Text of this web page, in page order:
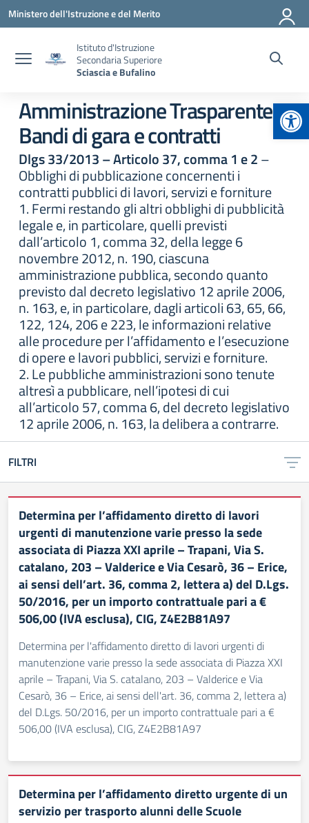
Vai ai contenuti
Vai al menu di navigazione
Vai al footer
Ministero dell'Istruzione e del Merito
Istituto d'Istruzione
Secondaria Superiore
Sciascia e Bufalino
Amministrazione Trasparente:
Bandi di gara e contratti
Dlgs 33/2013 – Articolo 37, comma 1 e 2–
Obblighi di pubblicazione concernenti i
contratti pubblici di lavori, servizi e forniture
1. Fermi restando gli altri obblighi di pubblicità
legale e, in particolare, quelli previsti
dall’articolo 1, comma 32, della legge 6
novembre 2012, n. 190, ciascuna
amministrazione pubblica, secondo quanto
previsto dal decreto legislativo 12 aprile 2006,
n. 163, e, in particolare, dagli articoli 63, 65, 66,
122, 124, 206 e 223, le informazioni relative
alle procedure per l’affidamento e l’esecuzione
di opere e lavori pubblici, servizi e forniture.
2. Le pubbliche amministrazioni sono tenute
altresì a pubblicare, nell’ipotesi di cui
all’articolo 57, comma 6, del decreto legislativo
12 aprile 2006, n. 163, la delibera a contrarre.
FILTRI
Determina per l’affidamento diretto di lavori
urgenti di manutenzione varie presso la sede
associata di Piazza XXI aprile – Trapani, Via S.
catalano, 203 – Valderice e Via Cesarò, 36 – Erice,
ai sensi dell’art. 36, comma 2, lettera a) del D.Lgs.
50/2016, per un importo contrattuale pari a €
506,00 (IVA esclusa), CIG, Z4E2B81A97
Determina per l'affidamento diretto di lavori urgenti di
manutenzione varie presso la sede associata di Piazza XXI
aprile – Trapani, Via S. catalano, 203 – Valderice e Via
Cesarò, 36 – Erice, ai sensi dell'art. 36, comma 2, lettera a)
del D.Lgs. 50/2016, per un importo contrattuale pari a €
506,00 (IVA esclusa), CIG, Z4E2B81A97
Determina per l’affidamento diretto urgente di un
servizio per trasporto alunni delle Scuole